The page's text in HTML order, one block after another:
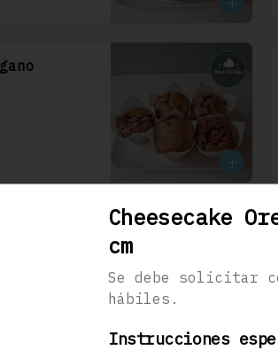
Cheesecake
cm
Se debe solicitar
hábiles.
Instrucciones